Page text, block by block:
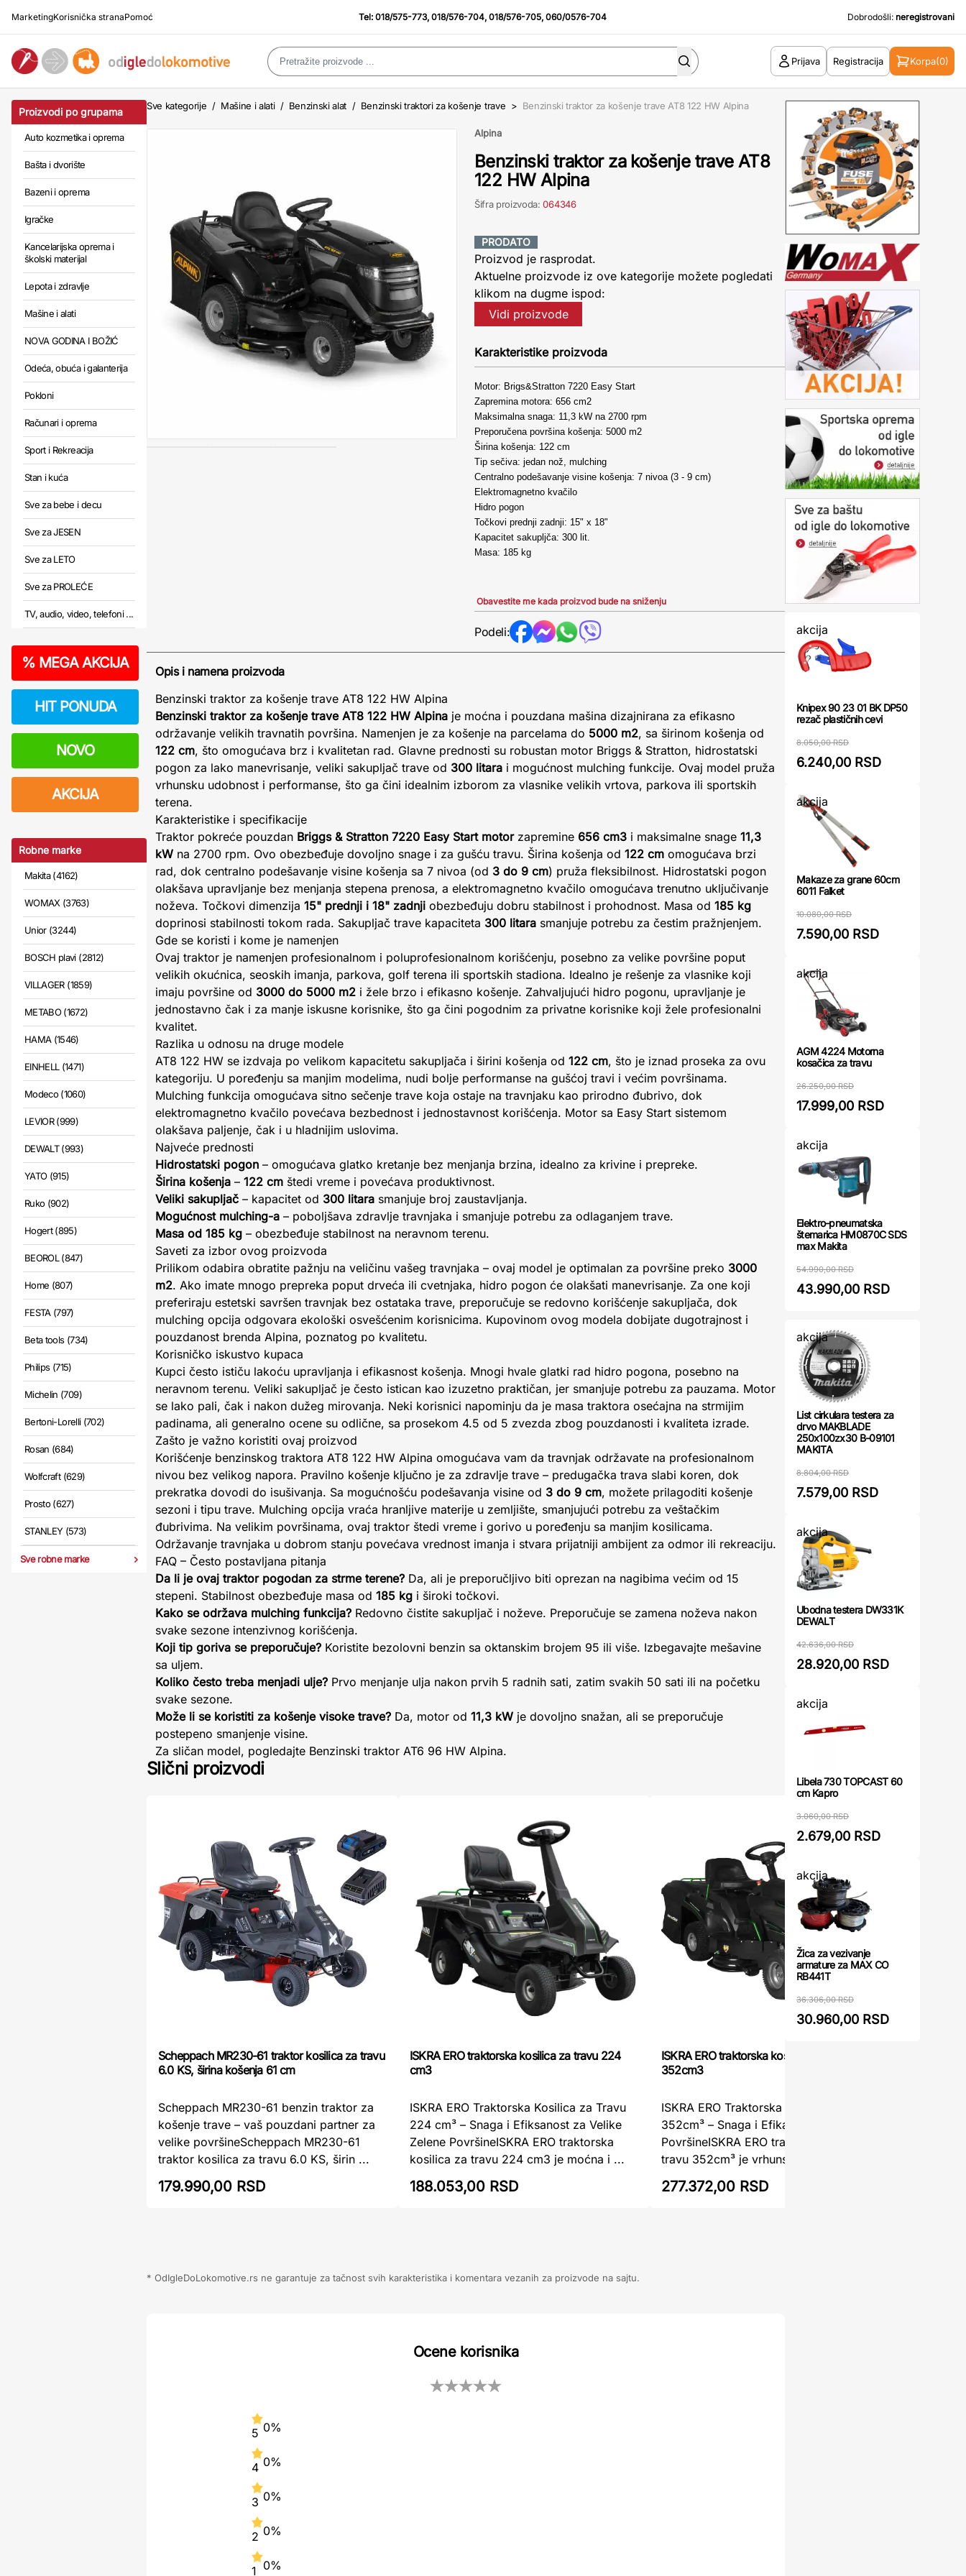
MarketingKorisnička stranaPomoć Tel:018/575-773,018/576-704,018/576-705,060/0576-704 Dobrodošli: neregistrovani
Prijava Registracija Korpa(0)
Proizvodi po grupama
Auto kozmetika i oprema
Bašta i dvorište
Bazeni i oprema
Igračke
Kancelarijska oprema i
školski materijal
Lepota i zdravlje
Mašine i alati
NOVA GODINA I BOŽIĆ
Odeća, obuća i galanterija
Pokloni
Računari i oprema
Sport i Rekreacija
Stan i kuća
Sve za bebe i decu
Sve za JESEN
Sve za LETO
Sve za PROLEĆE
TV, audio, video, telefoni ...
% MEGA AKCIJA
HIT PONUDA
NOVO
AKCIJA
Robne marke
Makita (4162)
WOMAX (3763)
Unior (3244)
BOSCH plavi (2812)
VILLAGER (1859)
METABO (1672)
HAMA (1546)
EINHELL (1471)
Modeco (1060)
LEVIOR (999)
DEWALT (993)
YATO (915)
Ruko (902)
Hogert (895)
BEOROL (847)
Home (807)
FESTA (797)
Beta tools (734)
Philips (715)
Michelin (709)
Bertoni-Lorelli (702)
Rosan (684)
Wolfcraft (629)
Prosto (627)
STANLEY (573)
Sve robne marke
Sve kategorije / Mašine i alati / Benzinski alat / Benzinski traktori za košenje trave > Benzinski traktor za košenje trave AT8 122 HW Alpina
Alpina
Benzinski traktor za košenje trave AT8
122 HW Alpina
Šifra proizvoda:064346
PRODATO
Proizvod je rasprodat.
Aktuelne proizvode iz ove kategorije možete pogledati
klikom na dugme ispod:
Vidi proizvode
Karakteristike proizvoda
Motor: Brigs&Stratton 7220 Easy Start
Zapremina motora: 656 cm2
Maksimalna snaga: 11,3 kW na 2700 rpm
Preporučena površina košenja: 5000 m2
Širina košenja: 122 cm
Tip sečiva: jedan nož, mulching
Centralno podešavanje visine košenja: 7 nivoa (3 - 9 cm)
Elektromagnetno kvačilo
Hidro pogon
Točkovi prednji zadnji: 15" x 18"
Kapacitet sakupljča: 300 lit.
Masa: 185 kg
Obavestite me kada proizvod bude na sniženju
Podeli:
Opis i namena proizvoda
Benzinski traktor za košenje trave AT8 122 HW Alpina
Benzinski traktor za košenje trave AT8 122 HW Alpina je moćna i pouzdana mašina dizajnirana za efikasno
održavanje velikih travnatih površina. Namenjen je za košenje na parcelama do 5000 m2, sa širinom košenja od
122 cm, što omogućava brz i kvalitetan rad. Glavne prednosti su robustan motor Briggs & Stratton, hidrostatski
pogon za lako manevrisanje, veliki sakupljač trave od 300 litara i mogućnost mulching funkcije. Ovaj model pruža
vrhunsku udobnost i performanse, što ga čini idealnim izborom za vlasnike velikih vrtova, parkova ili sportskih
terena.
Karakteristike i specifikacije
Traktor pokreće pouzdan Briggs & Stratton 7220 Easy Start motorzapremine 656 cm3 i maksimalne snage 11,3
kW na 2700 rpm. Ovo obezbeđuje dovoljno snage i za gušću travu. Širina košenja od 122 cm omogućava brzi
rad, dok centralno podešavanje visine košenja sa 7 nivoa (od 3 do 9 cm) pruža fleksibilnost. Hidrostatski pogon
olakšava upravljanje bez menjanja stepena prenosa, a elektromagnetno kvačilo omogućava trenutno uključivanje
noževa. Točkovi dimenzija 15" prednji i 18" zadnji obezbeđuju dobru stabilnost i prohodnost. Masa od 185 kg
doprinosi stabilnosti tokom rada. Sakupljač trave kapaciteta 300 litara smanjuje potrebu za čestim pražnjenjem.
Gde se koristi i kome je namenjen
Ovaj traktor je namenjen profesionalnom i poluprofesionalnom korišćenju, posebno za velike površine poput
velikih okućnica, seoskih imanja, parkova, golf terena ili sportskih stadiona. Idealno je rešenje za vlasnike koji
imaju površine od 3000 do 5000 m2 i žele brzo i efikasno košenje. Zahvaljujući hidro pogonu, upravljanje je
jednostavno čak i za manje iskusne korisnike, što ga čini pogodnim za privatne korisnike koji žele profesionalni
kvalitet.
Razlika u odnosu na druge modele
AT8 122 HW se izdvaja po velikom kapacitetu sakupljača i širini košenja od 122 cm, što je iznad proseka za ovu
kategoriju. U poređenju sa manjim modelima, nudi bolje performanse na gušćoj travi i većim površinama.
Mulching funkcija omogućava sitno sečenje trave koja ostaje na travnjaku kao prirodno đubrivo, dok
elektromagnetno kvačilo povećava bezbednost i jednostavnost korišćenja. Motor sa Easy Start sistemom
olakšava paljenje, čak i u hladnijim uslovima.
Najveće prednosti
Hidrostatski pogon – omogućava glatko kretanje bez menjanja brzina, idealno za krivine i prepreke.
Širina košenja – 122 cm štedi vreme i povećava produktivnost.
Veliki sakupljač – kapacitet od 300 litara smanjuje broj zaustavljanja.
Mogućnost mulching-a – poboljšava zdravlje travnjaka i smanjuje potrebu za odlaganjem trave.
Masa od 185 kg – obezbeđuje stabilnost na neravnom terenu.
Saveti za izbor ovog proizvoda
Prilikom odabira obratite pažnju na veličinu vašeg travnjaka – ovaj model je optimalan za površine preko 3000
m2. Ako imate mnogo prepreka poput drveća ili cvetnjaka, hidro pogon će olakšati manevrisanje. Za one koji
preferiraju estetski savršen travnjak bez ostataka trave, preporučuje se redovno korišćenje sakupljača, dok
mulching opcija odgovara ekološki osvešćenim korisnicima. Kupovinom ovog modela dobijate dugotrajnost i
pouzdanost brenda Alpina, poznatog po kvalitetu.
Korisničko iskustvo kupaca
Kupci često ističu lakoću upravljanja i efikasnost košenja. Mnogi hvale glatki rad hidro pogona, posebno na
neravnom terenu. Veliki sakupljač je često istican kao izuzetno praktičan, jer smanjuje potrebu za pauzama. Motor
se lako pali, čak i nakon dužeg mirovanja. Neki korisnici napominju da je masa traktora osećajna na strmijim
padinama, ali generalno ocene su odlične, sa prosekom 4.5 od 5 zvezda zbog pouzdanosti i kvaliteta izrade.
Zašto je važno koristiti ovaj proizvod
Korišćenje benzinskog traktora AT8 122 HW Alpina omogućava vam da travnjak održavate na profesionalnom
nivou bez velikog napora. Pravilno košenje ključno je za zdravlje trave – predugačka trava slabi koren, dok
prekratka dovodi do isušivanja. Sa mogućnošću podešavanja visine od 3 do 9 cm, možete prilagoditi košenje
sezoni i tipu trave. Mulching opcija vraća hranljive materije u zemljište, smanjujući potrebu za veštačkim
đubrivima. Na velikim površinama, ovaj traktor štedi vreme i gorivo u poređenju sa manjim kosilicama.
Održavanje travnjaka u dobrom stanju povećava vrednost imanja i stvara prijatniji ambijent za odmor ili rekreaciju.
FAQ – Često postavljana pitanja
Da li je ovaj traktor pogodan za strme terene? Da, ali je preporučljivo biti oprezan na nagibima većim od 15
stepeni. Stabilnost obezbeđuje masa od 185 kg i široki točkovi.
Kako se održava mulching funkcija? Redovno čistite sakupljač i noževe. Preporučuje se zamena noževa nakon
svake sezone intenzivnog korišćenja.
Koji tip goriva se preporučuje? Koristite bezolovni benzin sa oktanskim brojem 95 ili više. Izbegavajte mešavine
sa uljem.
Koliko često treba menjadi ulje? Prvo menjanje ulja nakon prvih 5 radnih sati, zatim svakih 50 sati ili na početku
svake sezone.
Može li se koristiti za košenje visoke trave? Da, motor od 11,3 kW je dovoljno snažan, ali se preporučuje
postepeno smanjenje visine.
Za sličan model, pogledajte Benzinski traktor AT6 96 HW Alpina.
Slični proizvodi
Scheppach MR230-61 traktor kosilica za travu
6.0 KS, širina košenja 61 cm
Scheppach MR230-61 benzin traktor za
košenje trave – vaš pouzdani partner za
velike površineScheppach MR230-61
traktor kosilica za travu 6.0 KS, širin ...
179.990,00 RSD
ISKRA ERO traktorska kosilica za travu 224
cm3
ISKRA ERO Traktorska Kosilica za Travu
224 cm³ – Snaga i Efiksanost za Velike
Zelene PovršineISKRA ERO traktorska
kosilica za travu 224 cm3 je moćna i ...
188.053,00 RSD
ISKRA ERO traktorska kosilica za travu
352cm3
ISKRA ERO Traktorska Kosilica za Travu
352cm³ – Snaga i Efikasnost za Velike
PovršineISKRA ERO traktorska kosilica za
travu 352cm³ je vrhunsko rešenje ...
277.372,00 RSD
* OdIgleDoLokomotive.rs ne garantuje za tačnost svih karakteristika i komentara vezanih za proizvode na sajtu.
Ocene korisnika
5 0%
4 0%
3 0%
2 0%
1 0%
akcija
Knipex 90 23 01 BK DP50
rezač plastičnih cevi
8.050,00 RSD
6.240,00 RSD
akcija
Makaze za grane 60cm
6011 Falket
10.080,00 RSD
7.590,00 RSD
akcija
AGM 4224 Motorna
kosačica za travu
26.250,00 RSD
17.999,00 RSD
akcija
Elektro-pneumatska
štemarica HM0870C SDS
max Makita
54.990,00 RSD
43.990,00 RSD
akcija
List cirkulara testera za
drvo MAKBLADE
250x100zx30 B-09101
MAKITA
8.804,00 RSD
7.579,00 RSD
akcija
Ubodna testera DW331K
DEWALT
42.636,00 RSD
28.920,00 RSD
akcija
Libela 730 TOPCAST 60
cm Kapro
3.060,00 RSD
2.679,00 RSD
akcija
Žica za vezivanje
armature za MAX CO
RB441T
36.306,00 RSD
30.960,00 RSD